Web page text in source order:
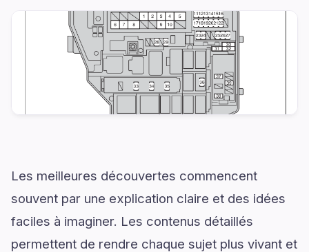
Les meilleures découvertes commencent
souvent par une explication claire et des idées
faciles à imaginer. Les contenus détaillés
permettent de rendre chaque sujet plus vivant et